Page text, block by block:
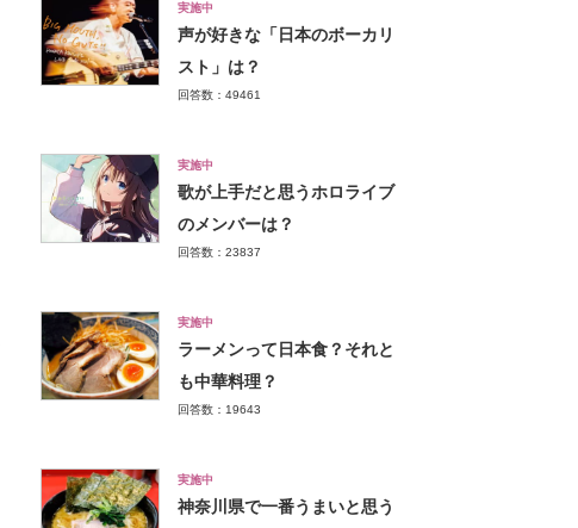
実施中
声が好きな「日本のボーカリ
スト」は？
回答数：49461
実施中
歌が上手だと思うホロライブ
のメンバーは？
回答数：23837
実施中
ラーメンって日本食？それと
も中華料理？
回答数：19643
実施中
神奈川県で一番うまいと思う